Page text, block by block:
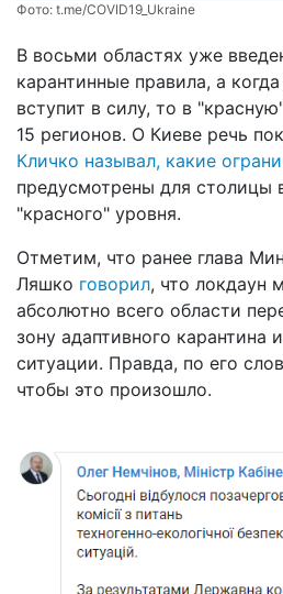
Фото: t.me/COVID19_Ukraine
В восьми областях уже
карантинные правила, а
вступит в силу, то в
15 регионов. О Киеве речь
Кличко называл, какие
предусмотрены для столицы
"красного" уровня.
Отметим, что ранее глава
Ляшко говорил, что локдаун
абсолютно всего области
зону адаптивного карантина
ситуации. Правда, по его
чтобы это произошло.